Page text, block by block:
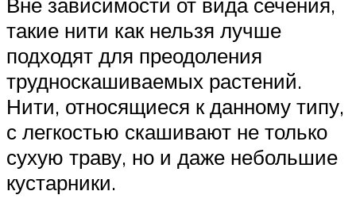
такие нити как нельзя лучше
подходят для преодоления
трудноскашиваемых растений.
Нити, относящиеся к данному типу,
с легкостью скашивают не только
сухую траву, но и даже небольшие
кустарники.